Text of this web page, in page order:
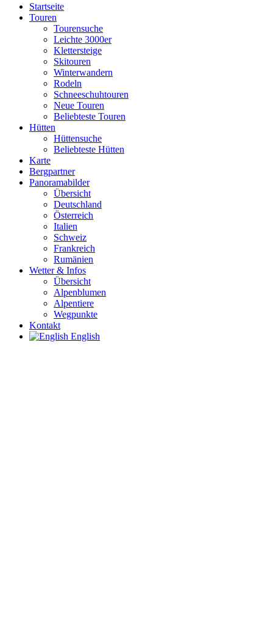
Startseite
Touren
Tourensuche
Leichte 3000er
Klettersteige
Skitouren
Winterwandern
Rodeln
Schneeschuhtouren
Neue Touren
Beliebteste Touren
Hütten
Hüttensuche
Beliebteste Hütten
Karte
Bergpartner
Panoramabilder
Übersicht
Deutschland
Österreich
Italien
Schweiz
Frankreich
Rumänien
Wetter & Infos
Übersicht
Alpenblumen
Alpentiere
Wegpunkte
Kontakt
English